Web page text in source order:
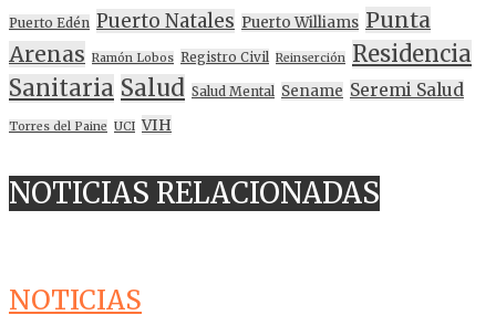
Puerto Edén Puerto Natales Puerto Williams Punta
Arenas Ramón Lobos Registro Civil Reinserción Residencia
Sanitaria Salud Salud Mental Sename Seremi Salud
Torres del Paine UCI VIH
NOTICIAS RELACIONADAS
NOTICIAS